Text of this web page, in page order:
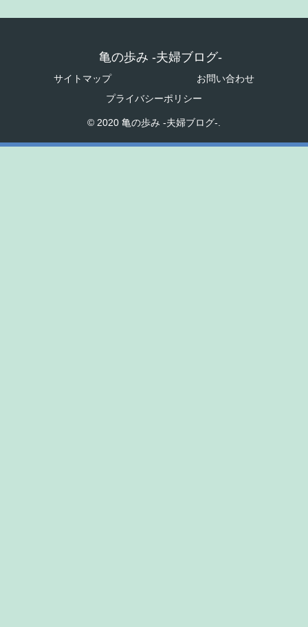
亀の歩み -夫婦ブログ-
サイトマップ
お問い合わせ
プライバシーポリシー
© 2020 亀の歩み -夫婦ブログ-.